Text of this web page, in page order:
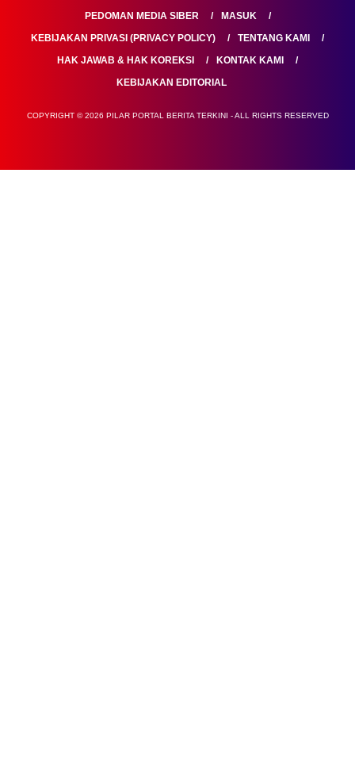
PEDOMAN MEDIA SIBER
MASUK
KEBIJAKAN PRIVASI (PRIVACY POLICY)
TENTANG KAMI
HAK JAWAB & HAK KOREKSI
KONTAK KAMI
KEBIJAKAN EDITORIAL
COPYRIGHT © 2026 PILAR PORTAL BERITA TERKINI - ALL RIGHTS RESERVED